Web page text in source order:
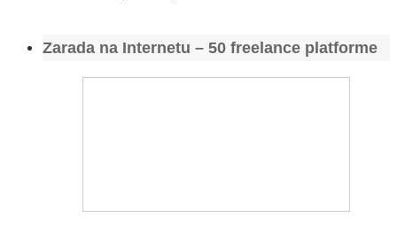
Zarada na Internetu – 50 freelance platforme